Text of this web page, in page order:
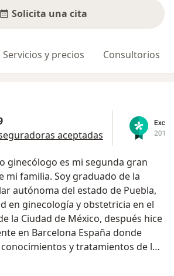
Solicita una cita
Servicios y precios Consultorios
aceptadas
ginecólogo es mi segunda gran
mi familia. Soy graduado de la
autónoma del estado de Puebla,
en ginecología y obstetricia en el
la Ciudad de México, después hice
en Barcelona España donde
y tratamientos de las
mamarias que aquejan a las